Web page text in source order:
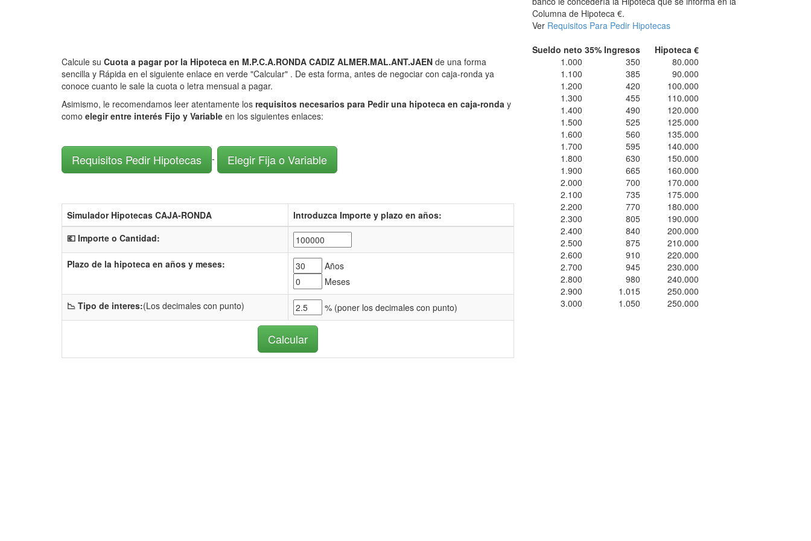
Calcule su Cuota a pagar por la Hipoteca en M.P.C.A.RONDA CADIZ ALMER.MAL.ANT.JAEN de una forma
sencilla y Rápida en el siguiente enlace en verde "Calcular" . De esta forma, antes de negociar con caja-ronda ya
conoce cuanto le sale la cuota o letra mensual a pagar.
Asimismo, le recomendamos leer atentamente los requisitos necesarios para Pedir una hipoteca en caja-ronda y
como elegir entre interés Fijo y Variable en los siguientes enlaces:
Requisitos Pedir Hipotecas - Elegir Fija o Variable
Simulador Hipotecas CAJA-RONDA
Introduzca Importe y plazo en años:
💶 Importe o Cantidad:
Plazo de la hipoteca en años y meses:
Años
Meses
📉 Tipo de interes:(Los decimales con punto) % (poner los decimales con punto)
Columna de Hipoteca €.
Ver Requisitos Para Pedir Hipotecas
Sueldo neto 35% Ingresos
Hipoteca €
1.000
350
80.000
1.100
385
90.000
1.200
420
100.000
1.300
455
110.000
1.400
490
120.000
1.500
525
125.000
1.600
560
135.000
1.700
595
140.000
1.800
630
150.000
1.900
665
160.000
2.000
700
170.000
2.100
735
175.000
2.200
770
180.000
2.300
805
190.000
2.400
840
200.000
2.500
875
210.000
2.600
910
220.000
2.700
945
230.000
2.800
980
240.000
2.900
1.015
250.000
3.000
1.050 250.000